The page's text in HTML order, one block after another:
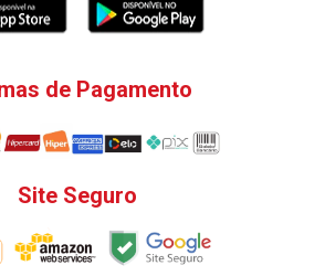
de Pagamento
Site Seguro